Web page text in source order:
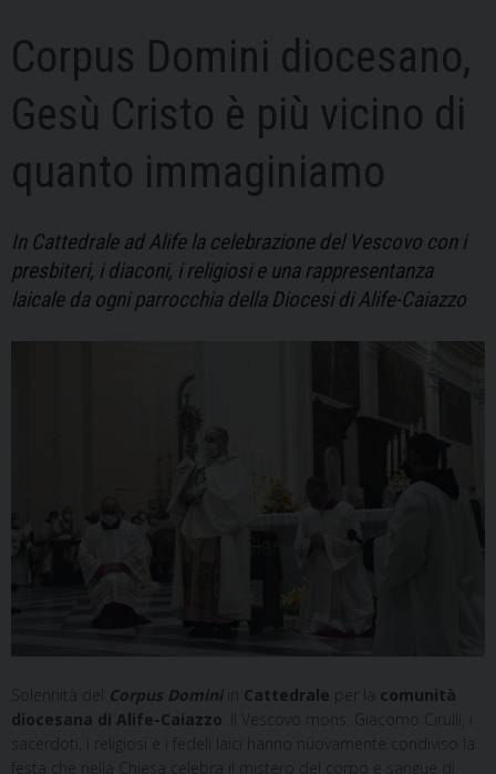
Corpus Domini diocesano,
Gesù Cristo è più vicino di
quanto immaginiamo
In Cattedrale ad Alife la celebrazione del Vescovo con i
presbiteri, i diaconi, i religiosi e una rappresentanza
laicale da ogni parrocchia della Diocesi di Alife-Caiazzo
Solennità del Corpus Dominiin Cattedrale per la comunità
diocesana di Alife-Caiazzo . Il Vescovo mons. Giacomo Cirulli, i
sacerdoti, i religiosi e i fedeli laici hanno nuovamente condiviso la
festa che nella Chiesa celebra il mistero del corpo e sangue di